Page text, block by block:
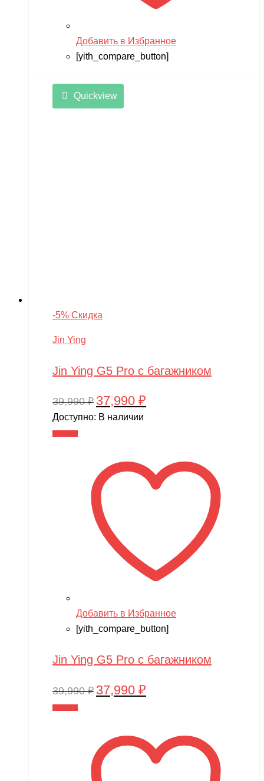
Добавить в Избранное
[yith_compare_button]
Quickview
-5% Скидка
Jin Ying
Jin Ying G5 Pro с багажником
39,990₽ Первоначальная
цена
37,990 ₽
Доступно: В наличии
Добавить в Избранное
[yith_compare_button]
Jin Ying G5 Pro с багажником
39,990₽ Первоначальная
39,990 ₽.
37,990 ₽